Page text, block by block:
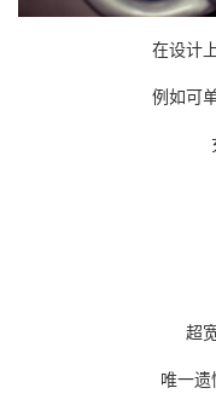
在设计
例如可
超
唯一